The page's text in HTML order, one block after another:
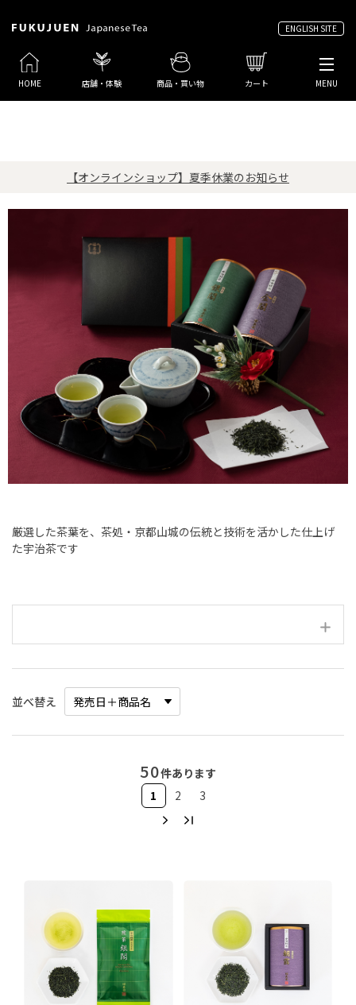
ENGLISH SITE
HOME 店舗・体験 商品・買い物 カート MENU
【オンラインショップ】夏季休業のお知らせ
厳選した茶葉を、茶処・京都山城の伝統と技術を活かした仕上げ
た宇治茶です
並べ替え
50件あります
1
2 3